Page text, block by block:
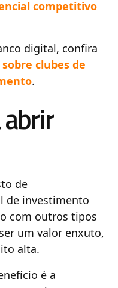
competitivo
digital, confira
clubes de
.
de
de investimento
com outros tipos
um valor enxuto,
alta.
é a